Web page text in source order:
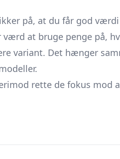
på, at du får god
værd at bruge penge på,
variant. Det hænger
rette de fokus mod
sig af en god kvalitet,
og udsalg, du skal jagte